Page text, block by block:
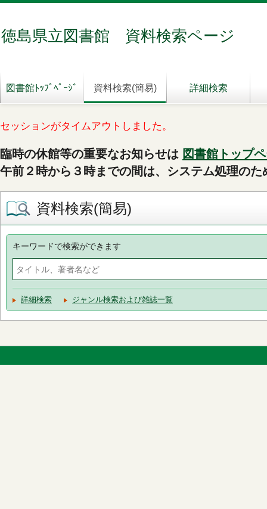
徳島県立図書館 資料検索ページ
図書館ﾄｯﾌﾟﾍﾟｰｼﾞ 資料検索(簡易) 詳細検索
セッションがタイムアウトしました。
臨時の休館等の重要なお知らせは 図書館トップ
午前２時から３時までの間は、システム処理の
資料検索(簡易)
キーワードで検索ができます
詳細検索 ジャンル検索および雑誌一覧